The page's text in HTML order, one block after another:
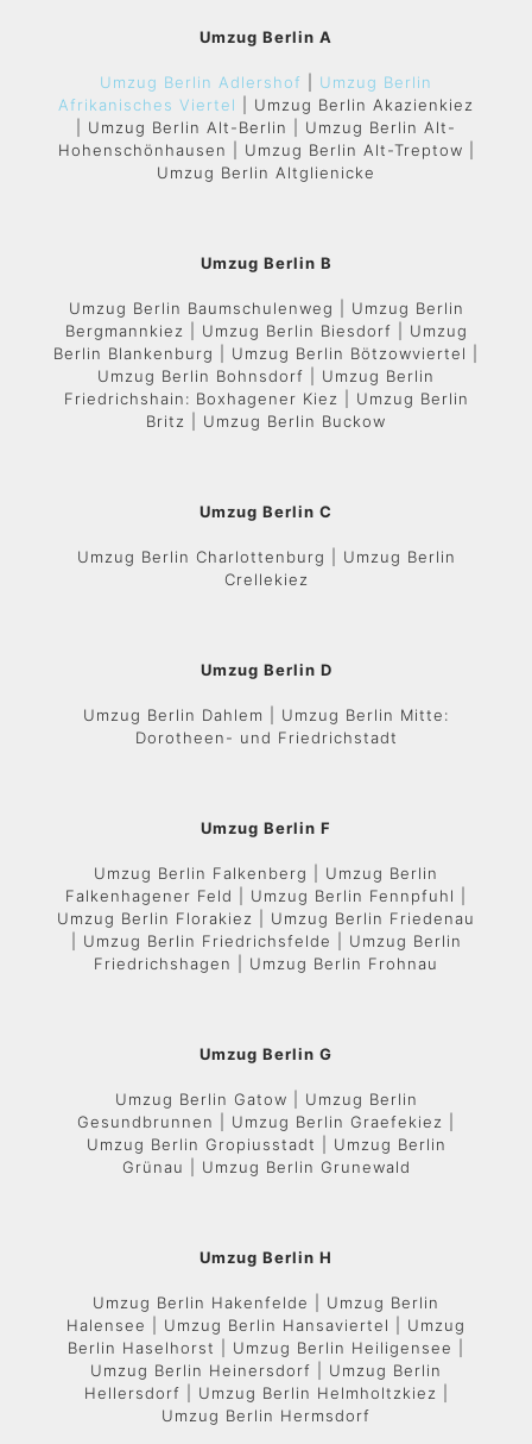
Umzug Berlin A
Umzug Berlin Adlershof
Umzug Berlin
Afrikanisches Viertel
| Umzug Berlin Akazienkiez
| Umzug Berlin Alt-Berlin | Umzug Berlin Alt-
Hohenschönhausen | Umzug Berlin Alt-Treptow |
Umzug Berlin Altglienicke
Umzug Berlin B
Umzug Berlin Baumschulenweg | Umzug Berlin
Bergmannkiez | Umzug Berlin Biesdorf | Umzug
Berlin Blankenburg | Umzug Berlin Bötzowviertel |
Umzug Berlin Bohnsdorf | Umzug Berlin
Friedrichshain: Boxhagener Kiez | Umzug Berlin
Britz | Umzug Berlin Buckow
Umzug Berlin C
Umzug Berlin Charlottenburg | Umzug Berlin
Crellekiez
Umzug Berlin D
Umzug Berlin Dahlem | Umzug Berlin Mitte:
Dorotheen- und Friedrichstadt
Umzug Berlin F
Umzug Berlin Falkenberg | Umzug Berlin
Falkenhagener Feld | Umzug Berlin Fennpfuhl |
Umzug Berlin Florakiez | Umzug Berlin Friedenau
| Umzug Berlin Friedrichsfelde | Umzug Berlin
Friedrichshagen | Umzug Berlin Frohnau
Umzug Berlin G
Umzug Berlin Gatow | Umzug Berlin
Gesundbrunnen | Umzug Berlin Graefekiez |
Umzug Berlin Gropiusstadt | Umzug Berlin
Grünau | Umzug Berlin Grunewald
Umzug Berlin H
Umzug Berlin Hakenfelde | Umzug Berlin
Halensee | Umzug Berlin Hansaviertel | Umzug
Berlin Haselhorst | Umzug Berlin Heiligensee |
Umzug Berlin Heinersdorf | Umzug Berlin
Hellersdorf | Umzug Berlin Helmholtzkiez |
Umzug Berlin Hermsdorf